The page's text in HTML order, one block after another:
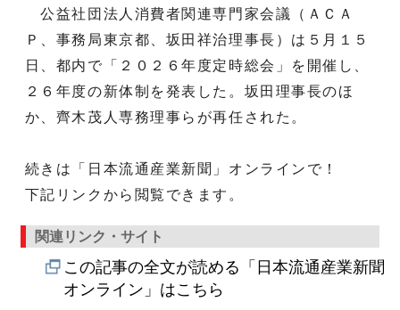
公益社団法人消費者関連専門家会議（ＡＣＡ
Ｐ、事務局東京都、坂田祥治理事長）は５月１５
日、都内で「２０２６年度定時総会」を開催し、
２６年度の新体制を発表した。坂田理事長のほ
か、齊木茂人専務理事らが再任された。
続きは「日本流通産業新聞」オンラインで！
下記リンクから閲覧できます。
関連リンク・サイト
この記事の全文が読める「日本流通産業新聞
オンライン」はこちら